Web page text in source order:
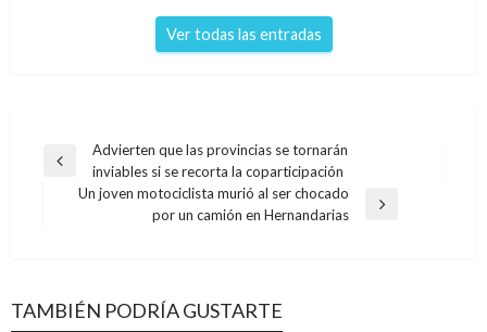
Ver todas las entradas
Navegación
Entrada
anterior
Advierten que las provincias se tornarán
inviables si se recorta la coparticipación
Un joven motociclista murió al ser chocado
por un camión en Hernandarias
TAMBIÉN PODRÍA GUSTARTE